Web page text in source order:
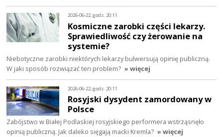
2026-06-22, godz. 20:11
Kosmiczne zarobki części lekarzy.
Sprawiedliwość czy żerowanie na
systemie?
Niebotyczne zarobki niektórych lekarzy bulwersują opinię publiczną.
W jaki sposób rozwiązać ten problem? » więcej
2026-06-22, godz. 20:11
Rosyjski dysydent zamordowany w
Polsce
Zabójstwo w Białej Podlaskiej rosyjskiego performera wstrząsnęło
opinią publiczną. Jak daleko sięgają macki Kremla? » więcej